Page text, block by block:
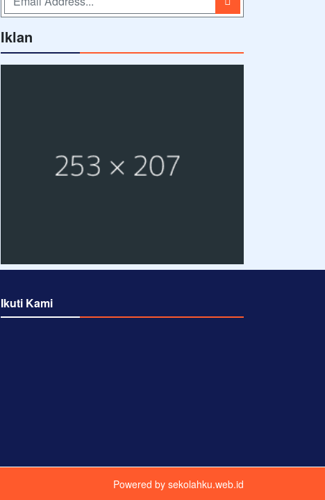
Iklan
Ikuti Kami
Powered by sekolahku.web.id